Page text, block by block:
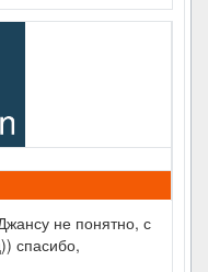
не понятно, с
спасибо,